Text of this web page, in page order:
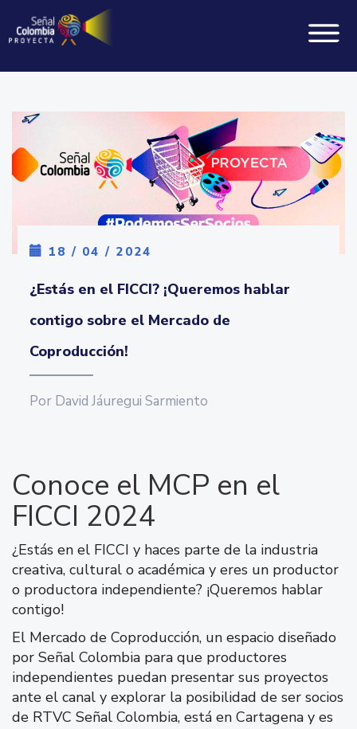
Pasar
contenido
principal
18 / 04 / 2024
¿Estás en el FICCI? ¡Queremos hablar
contigo sobre el Mercado de
Coproducción!
Por David Jáuregui Sarmiento
Conoce el MCP en el
FICCI 2024
¿Estás en el FICCI y haces parte de la industria
creativa, cultural o académica y eres un productor
o productora independiente? ¡Queremos hablar
contigo!
El Mercado de Coproducción, un espacio diseñado
por Señal Colombia para que productores
independientes puedan presentar sus proyectos
ante el canal y explorar la posibilidad de ser socios
de RTVC Señal Colombia, está en Cartagena y es